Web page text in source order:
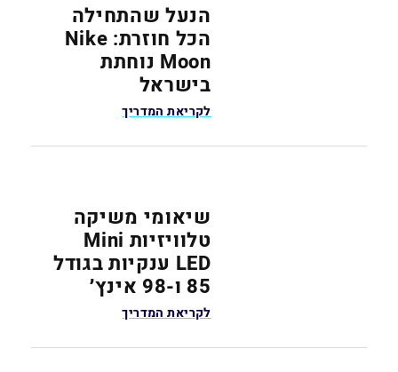
הנעל שהתחילה
הכל חוזרת: Nike
Moon נוחתת
בישראל
לקריאת המדריך
שיאומי משיקה
טלוויזיות Mini
LED ענקיות בגודל
85 ו-98 אינץ׳
לקריאת המדריך